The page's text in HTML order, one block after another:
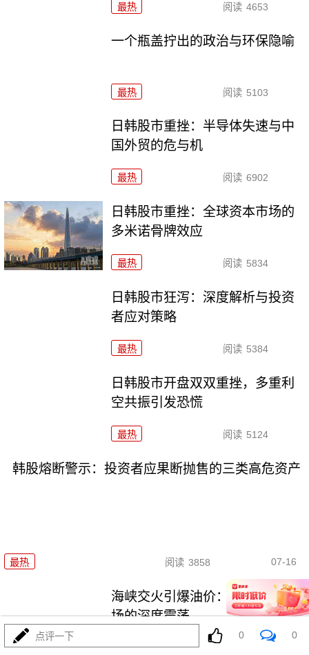
最热 阅读 4653
一个瓶盖拧出的政治与环保隐喻
最热 阅读 5103
日韩股市重挫：半导体失速与中
国外贸的危与机
最热 阅读 6902
日韩股市重挫：全球资本市场的
多米诺骨牌效应
最热 阅读 5834
日韩股市狂泻：深度解析与投资
者应对策略
最热 阅读 5384
日韩股市开盘双双重挫，多重利
空共振引发恐慌
最热 阅读 5124
韩股熔断警示：投资者应果断抛售的三类高危资产
最热 阅读 3858 07-16
海峡交火引爆油价：全球能源市
场的深度震荡
最热
点评一下 0 0